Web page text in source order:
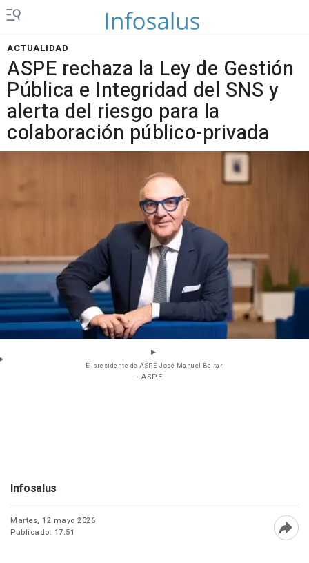
ACTUALIDAD
ASPE rechaza la Ley de Gestión
Pública e Integridad del SNS y
alerta del riesgo para la
colaboración público-privada
El presidente de ASPE, José Manuel Baltar.
- ASPE
Infosalus
Martes, 12 mayo 2026
Publicado: 17:51